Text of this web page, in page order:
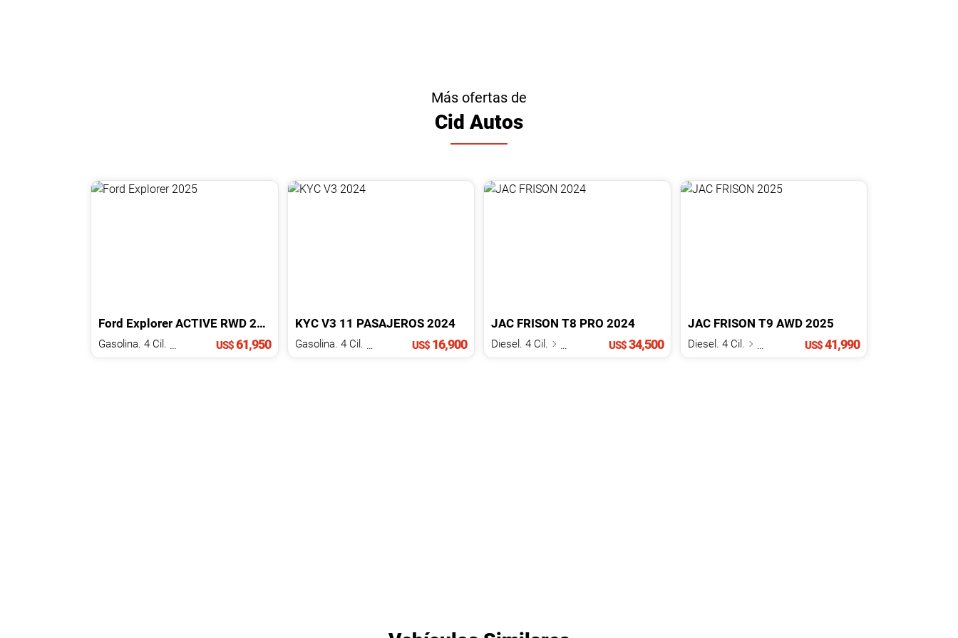
Más ofertas de
Cid Autos
Ford Explorer ACTIVE RWD 2025
US$61,950
KYC V3 11 PASAJEROS 2024
US$ 16,900
JAC FRISON T8 PRO 2024
Diesel. 4 Cil. US$34,500
JAC FRISON T9 AWD 2025
Diesel. 4 Cil. US$41,990